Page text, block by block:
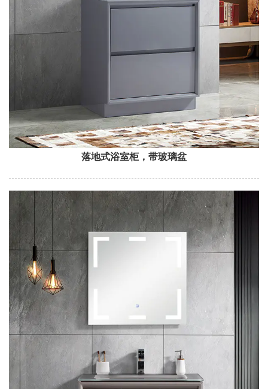
落地式浴室柜，带玻璃盆